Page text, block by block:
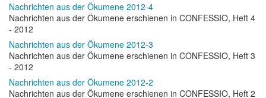
Nachrichten aus der Ökumene 2012-4
Nachrichten aus der Ökumene erschienen in CONFESSIO, Heft 4
- 2012
Nachrichten aus der Ökumene 2012-3
Nachrichten aus der Ökumene erschienen in CONFESSIO, Heft 3
- 2012
Nachrichten aus der Ökumene 2012-2
Nachrichten aus der Ökumene erschienen in CONFESSIO, Heft 2